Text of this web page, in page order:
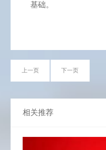
基础。
上一页 下一页
相关推荐